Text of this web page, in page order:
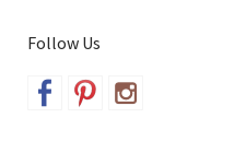
Follow Us